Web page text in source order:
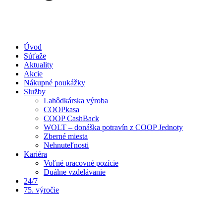
Úvod
Súťaže
Aktuality
Akcie
Nákupné poukážky
Služby
Lahôdkárska výroba
COOPkasa
COOP CashBack
WOLT – donáška potravín z COOP Jednoty
Zberné miesta
Nehnuteľnosti
Kariéra
Voľné pracovné pozície
Duálne vzdelávanie
24/7
75. výročie